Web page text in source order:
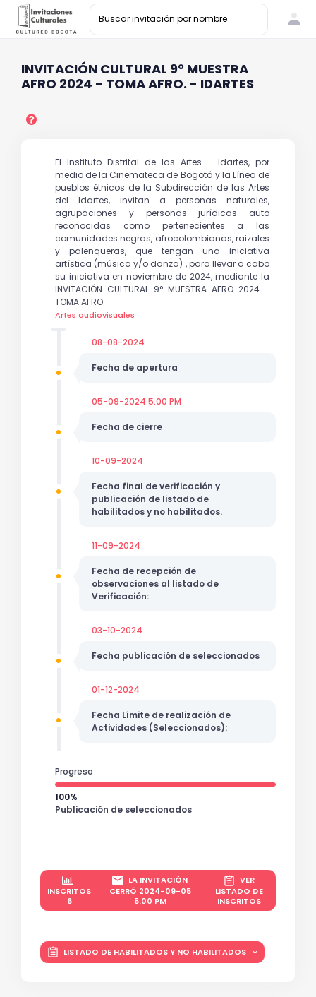
INVITACIÓN CULTURAL 9° MUESTRA
AFRO 2024 - TOMA AFRO. - IDARTES
El Instituto Distrital de las Artes - Idartes, por
medio de la Cinemateca de Bogotá y la Línea de
pueblos étnicos de la Subdirección de las Artes
del Idartes, invitan a personas naturales,
agrupaciones y personas jurídicas auto
reconocidas como pertenecientes a las
comunidades negras, afrocolombianas, raizales
y palenqueras, que tengan una iniciativa
artística (música y/o danza) , para llevar a cabo
su iniciativa en noviembre de 2024, mediante la
INVITACIÓN CULTURAL 9° MUESTRA AFRO 2024 -
TOMA AFRO.
Artes audiovisuales
08-08-2024
Fecha de apertura
05-09-2024 5:00 PM
Fecha de cierre
10-09-2024
Fecha final de verificación y
publicación de listado de
habilitados y no habilitados.
11-09-2024
Fecha de recepción de
observaciones al listado de
Verificación:
03-10-2024
Fecha publicación de seleccionados
01-12-2024
Fecha Límite de realización de
Actividades (Seleccionados):
Progreso
100%
Publicación de seleccionados
INSCRITOS
6
LA INVITACIÓN
CERRÓ 2024-09-05
5:00 PM
VER
LISTADO DE
INSCRITOS
LISTADO DE HABILITADOS Y NO HABILITADOS